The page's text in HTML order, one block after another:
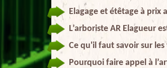
Elagage et étêtage à prix
L’arboriste AR Elagueur
Ce qu'il faut savoir sur les
Pourquoi faire appel à